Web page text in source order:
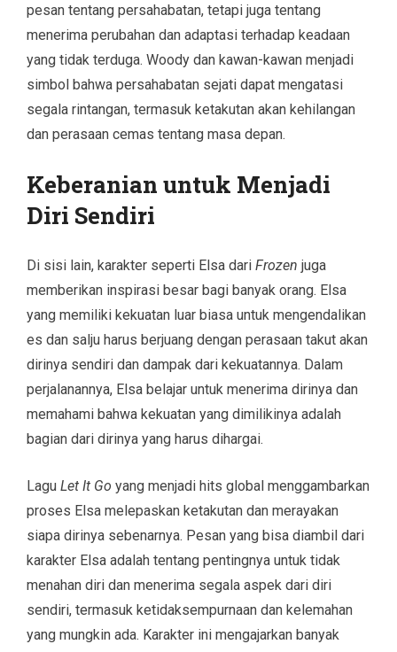
pesan tentang persahabatan, tetapi juga tentang
menerima perubahan dan adaptasi terhadap keadaan
yang tidak terduga. Woody dan kawan-kawan menjadi
simbol bahwa persahabatan sejati dapat mengatasi
segala rintangan, termasuk ketakutan akan kehilangan
dan perasaan cemas tentang masa depan.
Keberanian untuk Menjadi
Diri Sendiri
Di sisi lain, karakter seperti Elsa dari Frozen juga
memberikan inspirasi besar bagi banyak orang. Elsa
yang memiliki kekuatan luar biasa untuk mengendalikan
es dan salju harus berjuang dengan perasaan takut akan
dirinya sendiri dan dampak dari kekuatannya. Dalam
perjalanannya, Elsa belajar untuk menerima dirinya dan
memahami bahwa kekuatan yang dimilikinya adalah
bagian dari dirinya yang harus dihargai.
Lagu Let It Go yang menjadi hits global menggambarkan
proses Elsa melepaskan ketakutan dan merayakan
siapa dirinya sebenarnya. Pesan yang bisa diambil dari
karakter Elsa adalah tentang pentingnya untuk tidak
menahan diri dan menerima segala aspek dari diri
sendiri, termasuk ketidaksempurnaan dan kelemahan
yang mungkin ada. Karakter ini mengajarkan banyak